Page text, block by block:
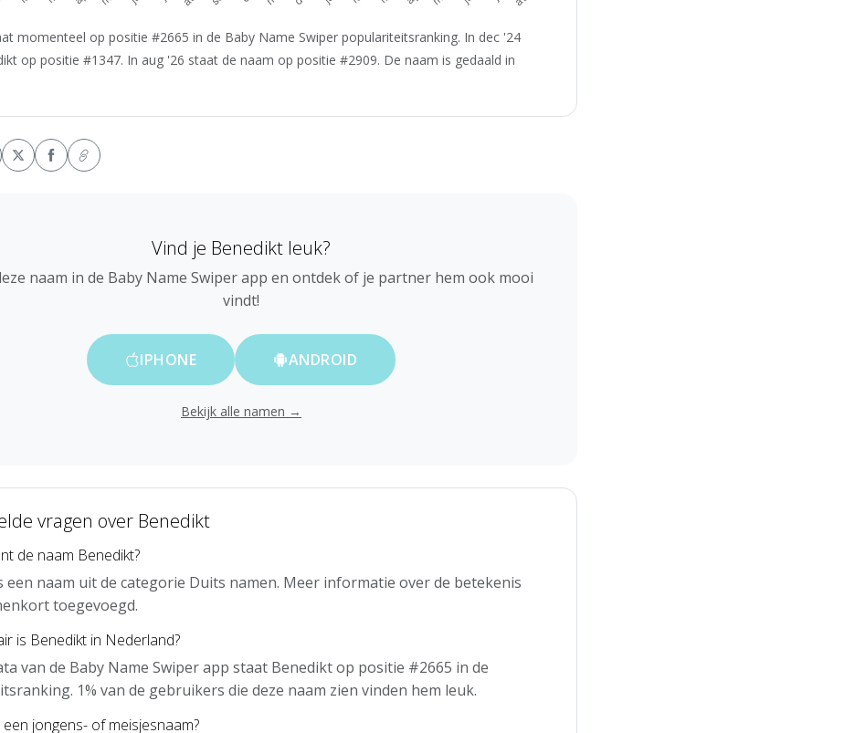
momenteel op positie #2665 in de Baby Name Swiper populariteitsranking. In dec '24
op positie #1347. In aug '26 staat de naam op positie #2909. De naam is gedaald in
Vind je Benedikt leuk?
naam in de Baby Name Swiper app en ontdek of je partner hem ook mooi
vindt!
IPHONE ANDROID
Bekijk alle namen →
vragen over Benedikt
de naam Benedikt?
een naam uit de categorie Duits namen. Meer informatie over de betekenis
toegevoegd.
is Benedikt in Nederland?
van de Baby Name Swiper app staat Benedikt op positie #2665 in de
1% van de gebruikers die deze naam zien vinden hem leuk.
jongens- of meisjesnaam?